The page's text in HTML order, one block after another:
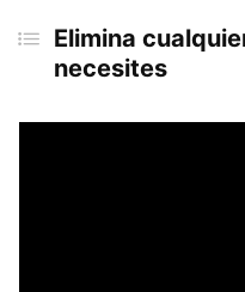
Elimina
necesites